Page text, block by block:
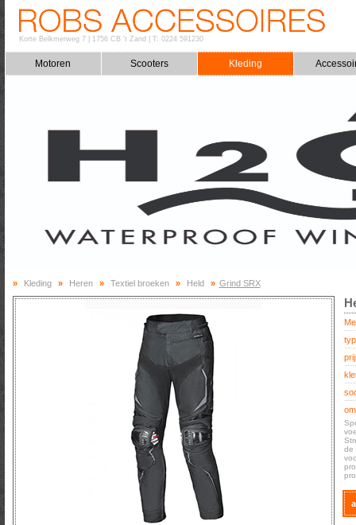
Korte Belkmerweg 7| 1756 CB 't Zand T: 0224 591230
Motoren Scooters Kleding
» Kleding » Heren » Textiel broeken » Held » Grind SRX
de